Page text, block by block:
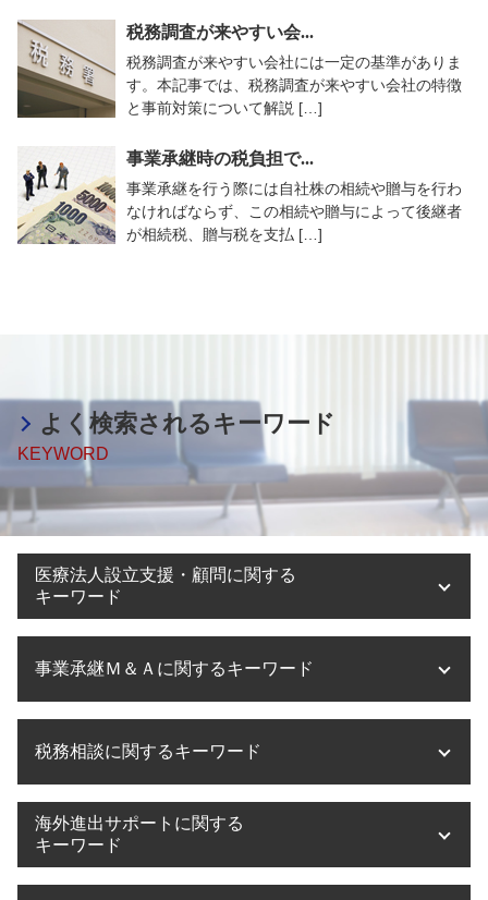
税務調査が来やすい会...
税務調査が来やすい会社には一定の基準がありま
す。本記事では、税務調査が来やすい会社の特徴
と事前対策について解説 […]
事業承継時の税負担で...
事業承継を行う際には自社株の相続や贈与を行わ
なければならず、この相続や贈与によって後継者
が相続税、贈与税を支払 […]
よく検索されるキーワード
KEYWORD
医療法人設立支援・顧問に関する
キーワード
医療法人設立
医療法人化 タイミング
医療法人設立 兵庫県
医療法人 役員報酬
医療法人設立 メリット デメリット
医療法人設立 許可
医療法人 資本金
事業承継Ｍ＆Ａに関するキーワード
m&a 目的
事業承継 京都
事業承継 注意点
株式譲渡 手続き
事業承継とは 会社
税務相談に関するキーワード
税務相談 源泉徴収
税務相談 贈与税
税務調査 会社
海外進出サポートに関する
キーワード